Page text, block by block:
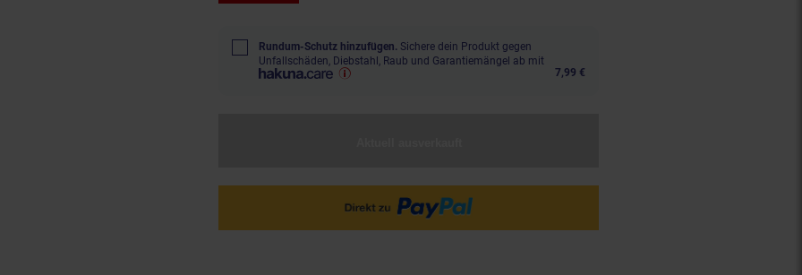
Rundum-Schutz hinzufügen. Sichere dein Produkt gegen
Unfallschäden, Diebstahl, Raub und Garantiemängel ab mit
7,99 €